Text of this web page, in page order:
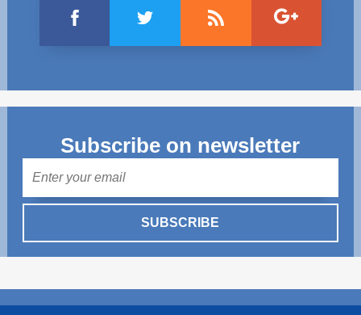
Subscribe on newsletter
SUBSCRIBE